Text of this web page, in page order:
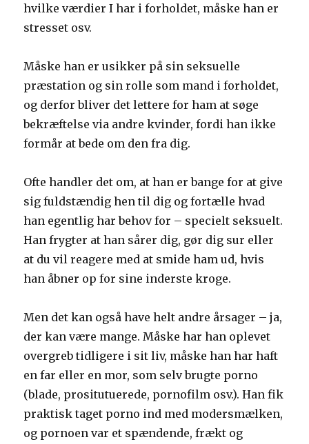
hvilke værdier I har i forholdet, måske han er
stresset osv.
Måske han er usikker på sin seksuelle
præstation og sin rolle som mand i forholdet,
og derfor bliver det lettere for ham at søge
bekræftelse via andre kvinder, fordi han ikke
formår at bede om den fra dig.
Ofte handler det om, at han er bange for at give
sig fuldstændig hen til dig og fortælle hvad
han egentlig har behov for – specielt seksuelt.
Han frygter at han sårer dig, gør dig sur eller
at du vil reagere med at smide ham ud, hvis
han åbner op for sine inderste kroge.
Men det kan også have helt andre årsager – ja,
der kan være mange. Måske har han oplevet
overgreb tidligere i sit liv, måske han har haft
en far eller en mor, som selv brugte porno
(blade, prositutuerede, pornofilm osv.). Han fik
praktisk taget porno ind med modersmælken,
og pornoen var et spændende, frækt og